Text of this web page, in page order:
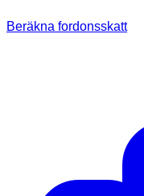
Beräkna fordonsskatt